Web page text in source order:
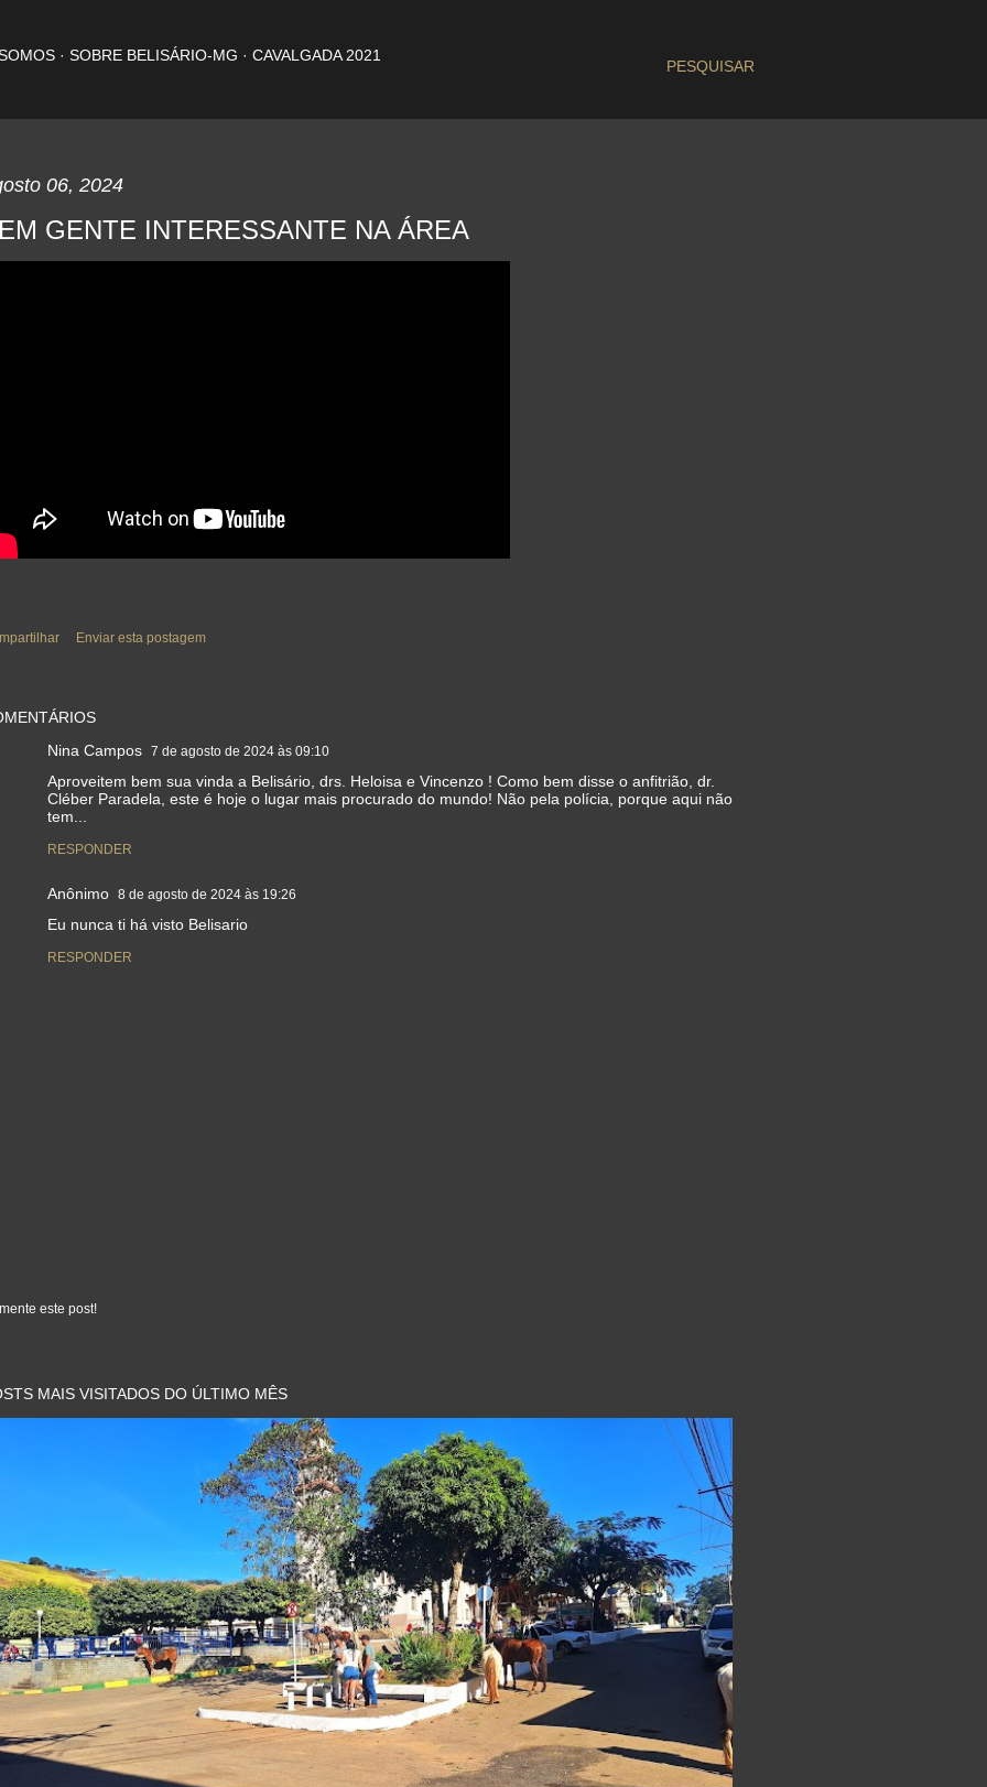
PESQUISAR
SOBRE BELISÁRIO-MG CAVALGADA 2021
06, 2024
GENTE INTERESSANTE NA ÁREA
Enviar esta postagem
Nina Campos 7 de agosto de 2024 às 09:10
Aproveitem bem sua vinda a Belisário, drs. Heloisa e Vincenzo ! Como bem disse o anfitrião, dr.
Cléber Paradela, este é hoje o lugar mais procurado do mundo! Não pela polícia, porque aqui não
tem...
RESPONDER
Anônimo 8 de agosto de 2024 às 19:26
Eu nunca ti há visto Belisario
RESPONDER
este post!
MAIS VISITADOS DO ÚLTIMO MÊS